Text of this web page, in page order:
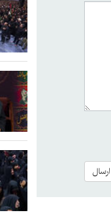
ارسال